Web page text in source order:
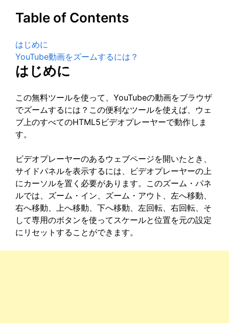
Table of Contents
はじめに
YouTube動画をズームするには？
はじめに
この無料ツールを使って、YouTubeの動画をブラウザ
でズームするには？この便利なツールを使えば、ウェ
ブ上のすべてのHTML5ビデオプレーヤーで動作しま
す。
ビデオプレーヤーのあるウェブページを開いたとき、
サイドパネルを表示するには、ビデオプレーヤーの上
にカーソルを置く必要があります。このズーム・パネ
ルでは、ズーム・イン、ズーム・アウト、左へ移動、
右へ移動、上へ移動、下へ移動、左回転、右回転、そ
して専用のボタンを使ってスケールと位置を元の設定
にリセットすることができます。